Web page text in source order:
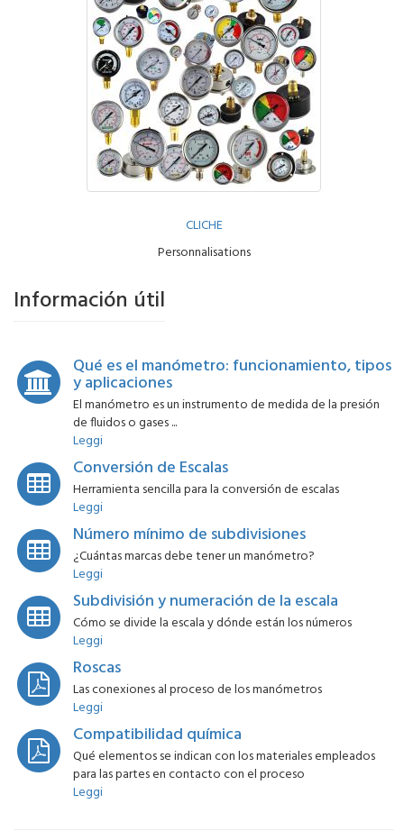
CLICHE
Personnalisations
Información útil
Qué es el manómetro: funcionamiento, tipos
y aplicaciones
El manómetro es un instrumento de medida de la presión
de fluidos o gases ...
Leggi
Conversión de Escalas
Herramienta sencilla para la conversión de escalas
Leggi
Número mínimo de subdivisiones
¿Cuántas marcas debe tener un manómetro?
Leggi
Subdivisión y numeración de la escala
Cómo se divide la escala y dónde están los números
Leggi
Roscas
Las conexiones al proceso de los manómetros
Leggi
Compatibilidad química
Qué elementos se indican con los materiales empleados
para las partes en contacto con el proceso
Leggi